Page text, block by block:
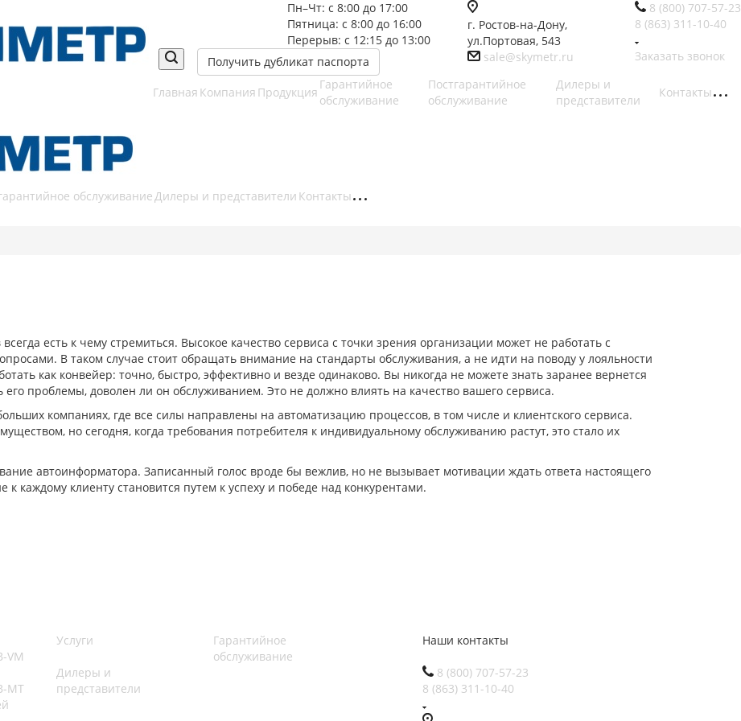
8 (800) 707-57-23
8 (863) 311-10-40
Заказать звонок
г. Ростов-на-Дону,
ул.Портовая, 543
sale@skymetr.ru
Пн–Чт: с 8:00 до 17:00
Пятница: с 8:00 до 16:00
Перерыв: с 12:15 до 13:00
Получить дубликат паспорта
Главная Компания Продукция
Гарантийное
обслуживание
Постгарантийное
обслуживание
Дилеры и
представители
Контакты
обслуживаниеДилеры и представители Контакты
есть к чему стремиться. Высокое качество сервиса с точки зрения организации может не работать с
В таком случае стоит обращать внимание на стандарты обслуживания, а не идти на поводу у лояльности
как конвейер: точно, быстро, эффективно и везде одинаково. Вы никогда не можете знать заранее вернется
проблемы, доволен ли он обслуживанием. Это не должно влиять на качество вашего сервиса.
компаниях, где все силы направлены на автоматизацию процессов, в том числе и клиентского сервиса.
но сегодня, когда требования потребителя к индивидуальному обслуживанию растут, это стало их
автоинформатора. Записанный голос вроде бы вежлив, но не вызывает мотивации ждать ответа настоящего
каждому клиенту становится путем к успеху и победе над конкурентами.
VM
МТ
Услуги
Гарантийное
обслуживание
Дилеры и
представители
Наши контакты
8 (800) 707-57-23
8 (863) 311-10-40